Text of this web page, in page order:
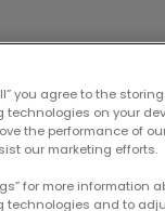
you agree to the
technologies on your
the performance of
our marketing efforts.
for more information
technologies and to